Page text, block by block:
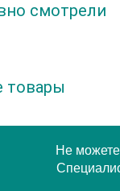
смотрели
товары
Не